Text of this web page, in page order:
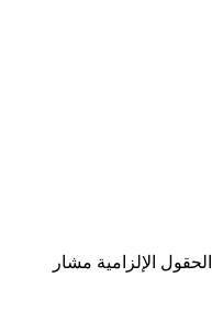
الحقول الإلزامية مشار